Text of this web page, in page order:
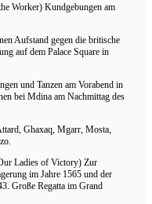
Worker) Kundgebungen am
Aufstand gegen die britische
auf dem Palace Square in
und Tanzen am Vorabend in
bei Mdina am Nachmittag des
Ghaxaq, Mgarr, Mosta,
Ladies of Victory) Zur
im Jahre 1565 und der
Große Regatta im Grand